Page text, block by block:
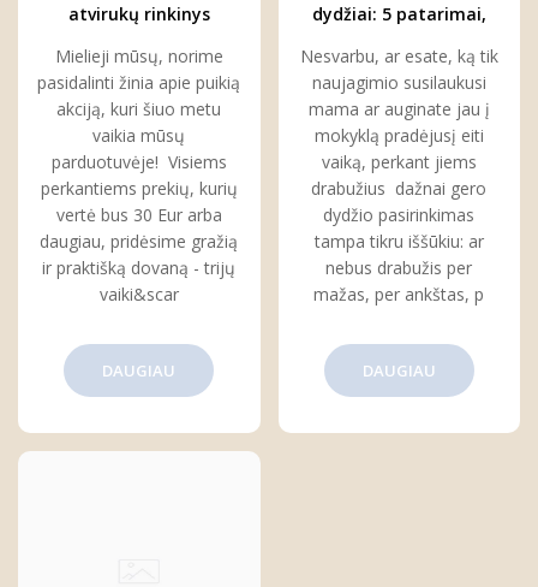
atvirukų rinkinys
Mielieji mūsų, norime
pasidalinti žinia apie puikią
akciją, kuri šiuo metu
vaikia mūsų
parduotuvėje! Visiems
perkantiems prekių, kurių
vertė bus 30 Eur arba
daugiau, pridėsime gražią
ir praktišką dovaną - trijų
vaiki&scar
DAUGIAU
dydžiai: 5 patarimai,
pasirinkti
Nesvarbu, ar esate, ką tik
naujagimio susilaukusi
mama ar auginate jau į
mokyklą pradėjusį eiti
vaiką, perkant jiems
drabužius dažnai gero
dydžio pasirinkimas
tampa tikru iššūkiu: ar
nebus drabužis per
mažas, per ankštas, p
DAUGIAU